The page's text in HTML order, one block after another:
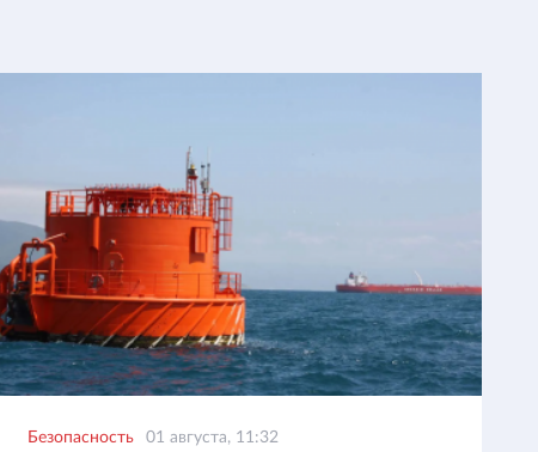
Безопасность 01 августа, 11:32